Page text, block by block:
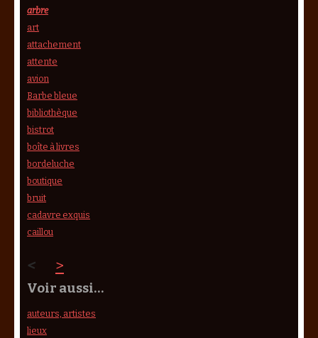
arbre
art
attachement
attente
avion
Barbe bleue
bibliothèque
bistrot
boîte à livres
bordeluche
boutique
bruit
cadavre exquis
caillou
< >
Voir aussi…
auteurs, artistes
lieux